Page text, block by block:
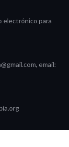
electrónico para
email: